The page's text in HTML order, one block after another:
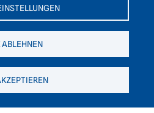
ABLEHNEN